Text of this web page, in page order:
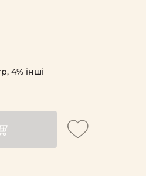
4% інші